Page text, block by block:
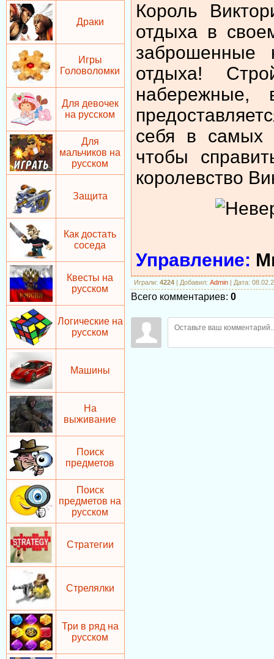
Драки
Игры
Головоломки
Для девочек
на русском
Для
мальчиков на
русском
Защита
Как достать
соседа
Квесты на
русском
Логические на
русском
Машины
На
выживание
Поиск
предметов
Поиск
предметов на
русском
Стратегии
Стрелялки
Три в ряд на
русском
Король
отдыха в
заброшенные
отдыха!
набережные,
себя в самых
чтобы
королевство
Управление:
Играли: 4224 | Добавил: Admin | Дата:
Всего комментариев: 0